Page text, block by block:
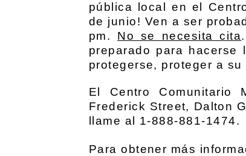
pública local en el
de junio! Ven a ser
pm. No se necesita cita.
preparado para hacerse
protegerse, proteger a
El Centro Comunitario
Frederick Street, Dalton
llame al 1-888-881-1474.
Para obtener más